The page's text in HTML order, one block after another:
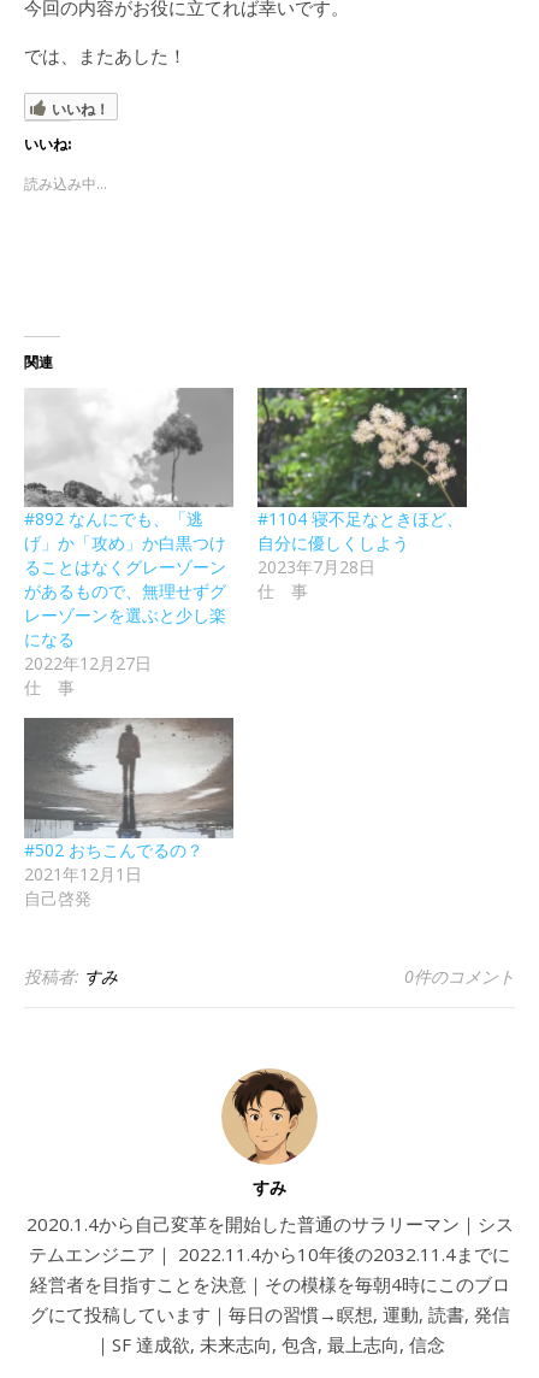
今回の内容がお役に立てれば幸いです。
では、またあした！
いいね！
いいね:
読み込み中...
関連
#892 なんにでも、「逃
げ」か「攻め」か白黒つけ
ることはなくグレーゾーン
があるもので、無理せずグ
レーゾーンを選ぶと少し楽
になる
2022年12月27日
仕 事
#1104 寝不足なときほど、
自分に優しくしよう
2023年7月28日
仕 事
#502 おちこんでるの？
2021年12月1日
自己啓発
投稿者: すみ 0件のコメント
すみ
2020.1.4から自己変革を開始した普通のサラリーマン｜シス
テムエンジニア｜ 2022.11.4から10年後の2032.11.4までに
経営者を目指すことを決意｜その模様を毎朝4時にこのブロ
グにて投稿しています｜毎日の習慣→瞑想, 運動, 読書, 発信
｜SF 達成欲, 未来志向, 包含, 最上志向, 信念